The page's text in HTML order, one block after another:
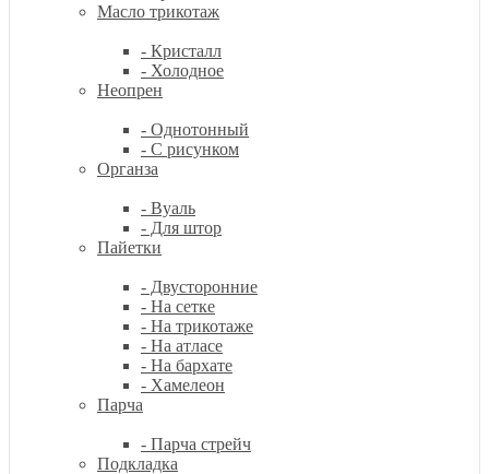
Масло трикотаж
- Кристалл
- Холодное
Неопрен
- Однотонный
- С рисунком
Органза
- Вуаль
- Для штор
Пайетки
- Двусторонние
- На сетке
- На трикотаже
- На атласе
- На бархате
- Хамелеон
Парча
- Парча стрейч
Подкладка